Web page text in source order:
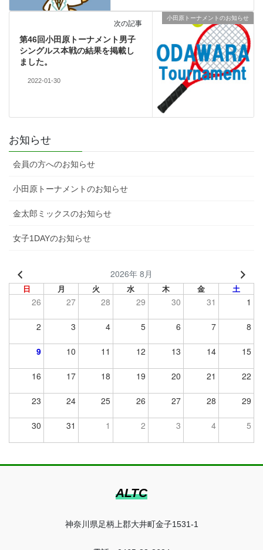
小田原トーナメントのお知らせ
次の記事
第46回小田原トーナメント男子
シングルス本戦の結果を掲載し
ました。
2022-01-30
お知らせ
会員の方へのお知らせ
小田原トーナメントのお知らせ
金太郎ミックスのお知らせ
女子1DAYのお知らせ
2026年 8月
日 月 火 水 木 金 土
26 27 28 29 30 31 1
2 3 4 5 6 7 8
9 10 11 12 13 14 15
16 17 18 19 20 21 22
23 24 25 26 27 28 29
30 31 1 2 3 4 5
ALTC
神奈川県足柄上郡大井町金子1531-1